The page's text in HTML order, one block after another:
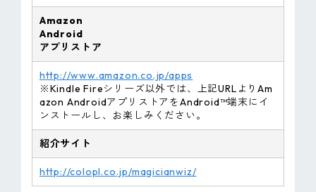
Amazon
Android
アプリストア
http://www.amazon.co.jp/apps
※Kindle Fireシリーズ以外では、上記URLよりAm
azon AndroidアプリストアをAndroid™端末にイ
ンストールし、お楽しみください。
紹介サイト
http://colopl.co.jp/magicianwiz/